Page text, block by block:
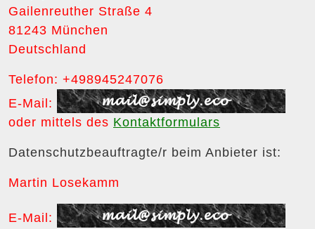
Gailenreuther Straße 4
81243 München
Deutschland
Telefon: +498945247076
E-Mail:
oder mittels des Kontaktformulars
Datenschutzbeauftragte/r beim Anbieter ist:
Martin Losekamm
E-Mail: